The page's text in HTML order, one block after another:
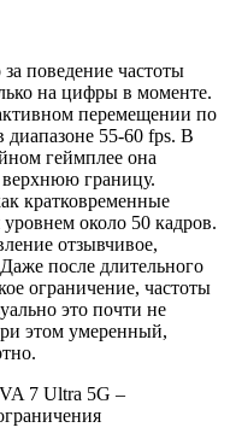
поведение частоты
на цифры в моменте.
перемещении по
диапазоне 55-60 fps. В
геймплее она
верхнюю границу.
кратковременные
около 50 кадров.
отзывчивое,
после длительного
ограничение, частоты
это почти не
этом умеренный,